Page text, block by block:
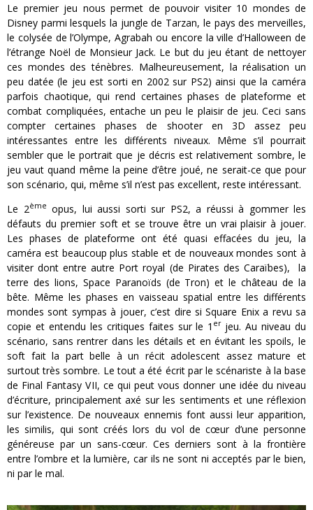
Le premier jeu nous permet de pouvoir visiter 10 mondes de
Disney parmi lesquels la jungle de Tarzan, le pays des merveilles,
le colysée de l’Olympe, Agrabah ou encore la ville d’Halloween de
l’étrange Noël de Monsieur Jack. Le but du jeu étant de nettoyer
ces mondes des ténèbres. Malheureusement, la réalisation un
peu datée (le jeu est sorti en 2002 sur PS2) ainsi que la caméra
parfois chaotique, qui rend certaines phases de plateforme et
combat compliquées, entache un peu le plaisir de jeu. Ceci sans
compter certaines phases de shooter en 3D assez peu
intéressantes entre les différents niveaux. Même s’il pourrait
sembler que le portrait que je décris est relativement sombre, le
jeu vaut quand même la peine d’être joué, ne serait-ce que pour
son scénario, qui, même s’il n’est pas excellent, reste intéressant.
Le 2ème opus, lui aussi sorti sur PS2, a réussi à gommer les
défauts du premier soft et se trouve être un vrai plaisir à jouer.
Les phases de plateforme ont été quasi effacées du jeu, la
caméra est beaucoup plus stable et de nouveaux mondes sont à
visiter dont entre autre Port royal (de Pirates des Caraïbes), la
terre des lions, Space Paranoïds (de Tron) et le château de la
bête. Même les phases en vaisseau spatial entre les différents
mondes sont sympas à jouer, c’est dire si Square Enix a revu sa
copie et entendu les critiques faites sur le 1 erjeu. Au niveau du
scénario, sans rentrer dans les détails et en évitant les spoils, le
soft fait la part belle à un récit adolescent assez mature et
surtout très sombre. Le tout a été écrit par le scénariste à la base
de Final Fantasy VII, ce qui peut vous donner une idée du niveau
d’écriture, principalement axé sur les sentiments et une réflexion
sur l’existence. De nouveaux ennemis font aussi leur apparition,
les similis, qui sont créés lors du vol de cœur d’une personne
généreuse par un sans-cœur. Ces derniers sont à la frontière
entre l’ombre et la lumière, car ils ne sont ni acceptés par le bien,
ni par le mal.